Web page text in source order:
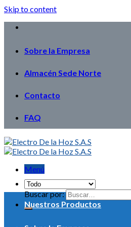
Skip to content
Sobre la Empresa
Almacén Sede Norte
Contacto
FAQ
Menú
Buscar por:
Nuestros Productos